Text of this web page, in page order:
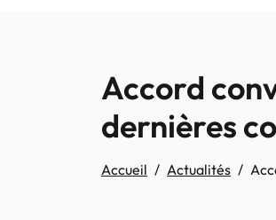
Accord
dernières
Accueil Actualités